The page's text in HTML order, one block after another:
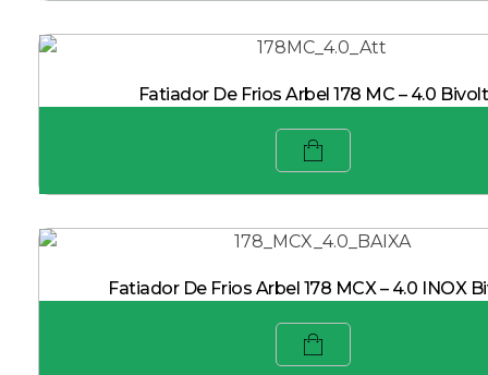
Fatiador De Frios Arbel 178 MC – 4.0 Bivolt
Fatiador De Frios Arbel 178 MCX – 4.0 INOX